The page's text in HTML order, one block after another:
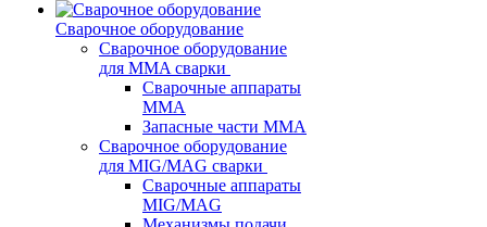
Сварочное оборудование
Сварочное оборудование
для MMA сварки
Сварочные аппараты
MMA
Запасные части MMA
Сварочное оборудование
для MIG/MAG сварки
Сварочные аппараты
MIG/MAG